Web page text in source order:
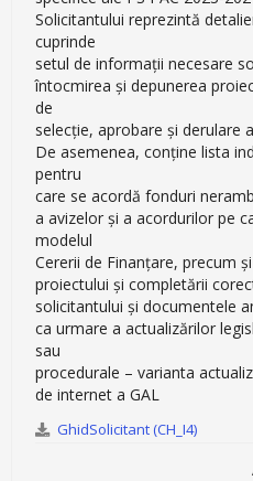
Solicitantului reprezintă
cuprinde
setul de informaţii necesare
întocmirea și depunerea
de
selecţie, aprobare şi derulare
De asemenea, conţine lista
pentru
care se acordă fonduri
a avizelor şi a acordurilor pe
modelul
Cererii de Finanțare, precum
proiectului şi completării
solicitantului şi documentele
ca urmare a actualizărilor
sau
procedurale – varianta
de internet a GAL
GhidSolicitant (CH_I4)